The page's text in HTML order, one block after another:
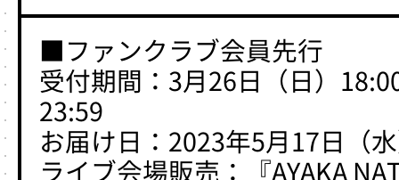
■ファンクラブ会員先行
受付期間：3月26日（日）
23:59
お届け日：2023年5月17日（
ライブ会場販売：『AYAKA